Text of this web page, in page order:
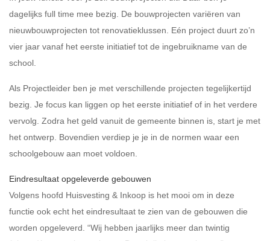
dagelijks full time mee bezig. De bouwprojecten variëren van
nieuwbouwprojecten tot renovatieklussen. Eén project duurt zo’n
vier jaar vanaf het eerste initiatief tot de ingebruikname van de
school.
Als Projectleider ben je met verschillende projecten tegelijkertijd
bezig. Je focus kan liggen op het eerste initiatief of in het verdere
vervolg. Zodra het geld vanuit de gemeente binnen is, start je met
het ontwerp. Bovendien verdiep je je in de normen waar een
schoolgebouw aan moet voldoen.
Eindresultaat opgeleverde gebouwen
Volgens hoofd Huisvesting & Inkoop is het mooi om in deze
functie ook echt het eindresultaat te zien van de gebouwen die
worden opgeleverd. “Wij hebben jaarlijks meer dan twintig